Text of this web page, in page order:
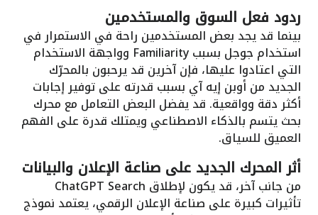
ردود فعل السوق والمستخدمين
بينما قد يجد بعض المستخدمين راحة في الاستمرار في
استخدام جوجل بسبب Familiarity وواجهة الاستخدام
التي اعتادوا عليها، فإن آخرين قد يرحبون بالمحرّك
الجديد من أوبن إيه آي بسبب قدرته على توفير إجابات
أكثر دقة وواقعية. قد يفضل البعض التعامل مع محرك
بحث يتسم بالذكاء الاصطناعي ويمتلك قدرة على الفهم
العميق للسياق.
أثر المحرك الجديد على صناعة الإعلان والبيانات
من جانب آخر، قد يكون لإطلاق ChatGPT Search
تأثيرات كبيرة على صناعة الإعلان الرقمي، يعتمد نموذج